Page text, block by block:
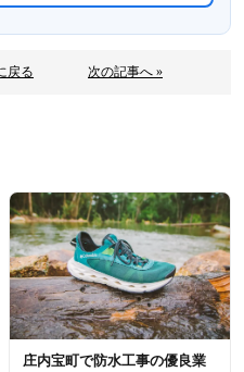
戻る 次の記事へ »
庄内宝町で防水工事の優良業